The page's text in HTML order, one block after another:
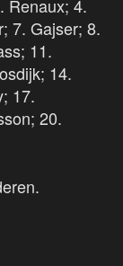
Renaux; 4.
7. Gajser; 8.
11.
14.
17.
20.